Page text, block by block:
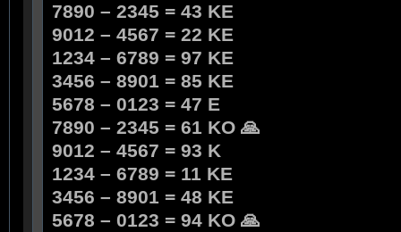
7890 – 2345 = 43 KE
9012 – 4567 = 22 KE
1234 – 6789 = 97 KE
3456 – 8901 = 85 KE
5678 – 0123 = 47 E
7890 – 2345 = 61 KO 🙏
9012 – 4567 = 93 K
1234 – 6789 = 11 KE
3456 – 8901 = 48 KE
5678 – 0123 = 94 KO 🙏